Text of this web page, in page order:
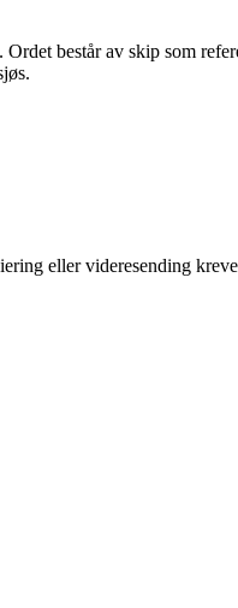
består av skip som
eller videresending